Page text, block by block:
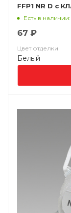
FFP1 NR D с
Есть в наличии:
67 ₽
Цвет отделки
Белый